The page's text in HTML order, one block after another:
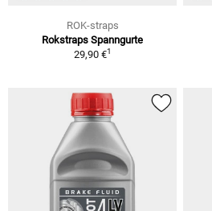
ROK-straps
Rokstraps Spanngurte
29,90 €1